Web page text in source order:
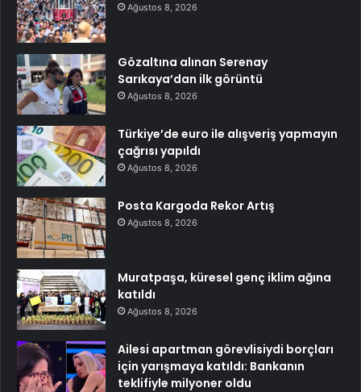
Ağustos 8, 2026
Gözaltına alınan Serenay
Sarıkaya’dan ilk görüntü
Ağustos 8, 2026
Türkiye’de euro ile alışveriş yapmayın
çağrısı yapıldı
Ağustos 8, 2026
Posta Kargoda Rekor Artış
Ağustos 8, 2026
Muratpaşa, küresel genç iklim ağına
katıldı
Ağustos 8, 2026
Ailesi apartman görevlisiydi borçları
için yarışmaya katıldı: Bankanın
teklifiyle milyoner oldu